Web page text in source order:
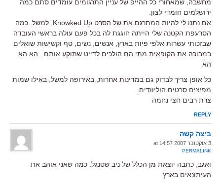
מחשבה, שמאחורי כל ההייפ של עניין התרגומים עומדים סתם כמה
ירושלמים חומדי לצון.
אם נתנו לי להיות המתרגם את של הסרט Knowked Up, למשל. כמה
הסרעפת הקטנה שלי הייתה חוגגת לה בכל פעם עולה בראשי העובדה
שבזכותי עשרות אלפי פיות בארץ, אנשים, נשים, טף וקשישות שואלים
במבוכה את הקופאית מתי הם הולכים לדייט שתוקע אותם.. הא הא
הא
כל אופן צריך לבדוק גם במדינות אחרות, באירופה למשל, באילו שמות
מפיצים סרטים הוליוודים.
צרת רבים חצי נחמה
REPLY
ביצה קשה
3 אוקטובר 2007 at 14:57
PERMALINK
ואגב, כתבה יוצאת מן הכלל של ניב שטנגל. כמה שאני אוהב את
העיתונאים בארץ